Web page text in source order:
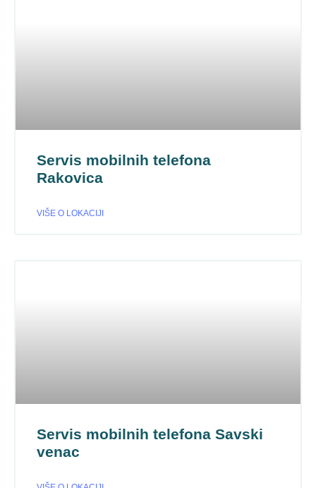
Servis mobilnih telefona
Rakovica
VIŠE O LOKACIJI
Servis mobilnih telefona Savski
venac